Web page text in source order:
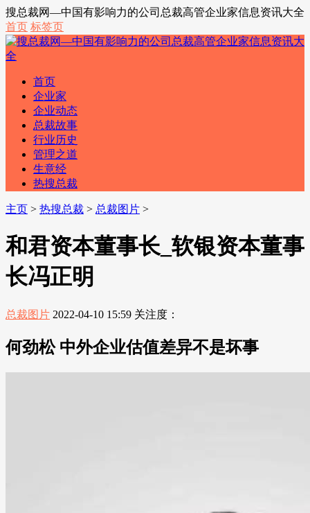
搜总裁网—中国有影响力的公司总裁高管企业家信息资讯大全
首页 标签页
首页
企业家
企业动态
总裁故事
行业历史
管理之道
生意经
热搜总裁
主页 > 热搜总裁 > 总裁图片 >
和君资本董事长_软银资本董事
长冯正明
总裁图片 2022-04-10 15:59 关注度：
何劲松 中外企业估值差异不是坏事